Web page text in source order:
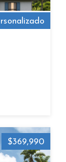
$369,990